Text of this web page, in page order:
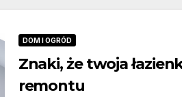
DOM I OGRÓD
Znaki, że twoja
remontu